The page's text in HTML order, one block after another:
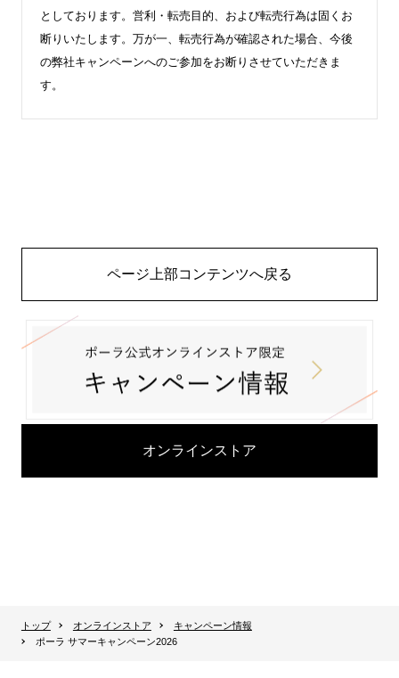
としております。営利・転売目的、および転売行為は固くお
断りいたします。万が一、転売行為が確認された場合、今後
の弊社キャンペーンへのご参加をお断りさせていただきま
す。
ページ上部コンテンツへ戻る
オンラインストア
トップ オンラインストア
キャンペーン情報
ポーラ サマーキャンペーン2026